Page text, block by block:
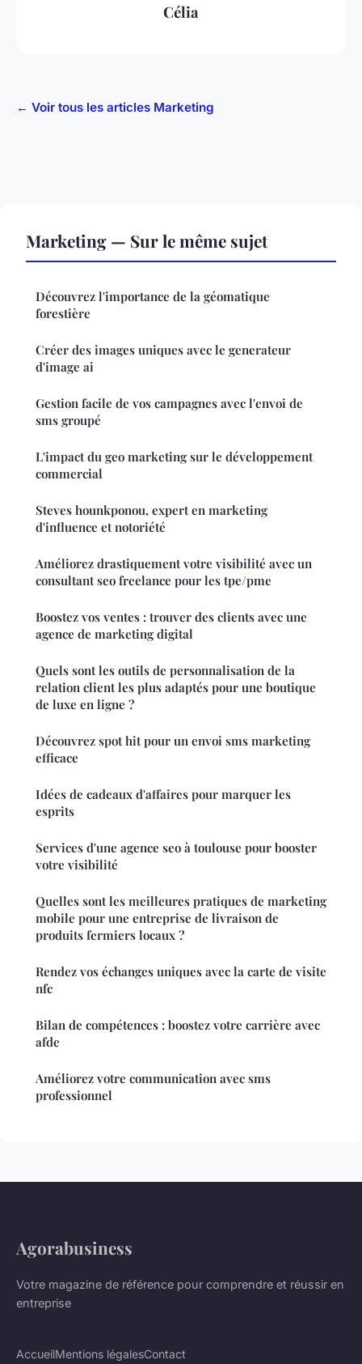
Célia
← Voir tous les articles Marketing
Marketing — Sur le même sujet
Découvrez l'importance de la géomatique
forestière
Créer des images uniques avec le generateur
d'image ai
Gestion facile de vos campagnes avec l'envoi de
sms groupé
L'impact du geo marketing sur le développement
commercial
Steves hounkponou, expert en marketing
d'influence et notoriété
Améliorez drastiquement votre visibilité avec un
consultant seo freelance pour les tpe/pme
Boostez vos ventes : trouver des clients avec une
agence de marketing digital
Quels sont les outils de personnalisation de la
relation client les plus adaptés pour une boutique
de luxe en ligne ?
Découvrez spot hit pour un envoi sms marketing
efficace
Idées de cadeaux d'affaires pour marquer les
esprits
Services d'une agence seo à toulouse pour booster
votre visibilité
Quelles sont les meilleures pratiques de marketing
mobile pour une entreprise de livraison de
produits fermiers locaux ?
Rendez vos échanges uniques avec la carte de visite
nfc
Bilan de compétences : boostez votre carrière avec
afde
Améliorez votre communication avec sms
professionnel
Agorabusiness
Votre magazine de référence pour comprendre et réussir en
entreprise
AccueilMentions légalesContact